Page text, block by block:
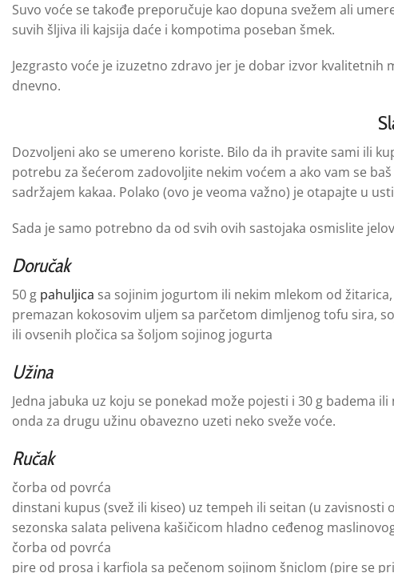
Suvo voće se takođe preporučuje kao dopuna svežem ali
suvih šljiva ili kajsija daće i kompotima poseban šmek.
Jezgrasto voće je izuzetno zdravo jer je dobar izvor
dnevno.
Dozvoljeni ako se umereno koriste. Bilo da ih pravite sami ili
potrebu za šećerom zadovoljite nekim voćem a ako vam se
sadržajem kakaa. Polako (ovo je veoma važno) je otapajte u
Sada je samo potrebno da od svih ovih sastojaka osmislite
Doručak
50 g pahuljica sa sojinim jogurtom ili nekim mlekom od
premazan kokosovim uljem sa parčetom dimljenog tofu sira,
ili ovsenih pločica sa šoljom sojinog jogurta
Užina
Jedna jabuka uz koju se ponekad može pojesti i 30 g badema
onda za drugu užinu obavezno uzeti neko sveže voće.
Ručak
čorba od povrća
dinstani kupus (svež ili kiseo) uz tempeh ili seitan (u zavisnosti
sezonska salata pelivena kašičicom hladno ceđenog
čorba od povrća
pire od prosa i karfiola sa pečenom sojinom šniclom (pire se